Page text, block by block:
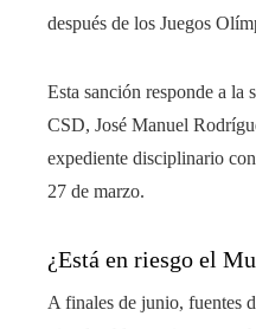
después de los Juegos
Esta sanción responde a la
CSD, José Manuel
expediente disciplinario
27 de marzo.
¿Está en riesgo el
A finales de junio, fuentes